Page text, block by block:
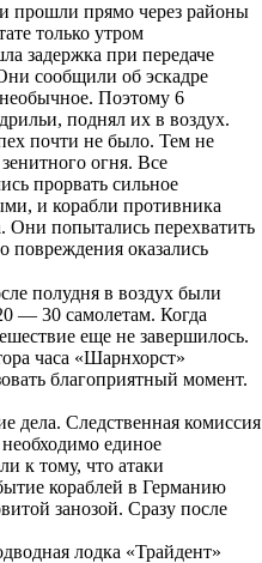
прошли прямо через районы
только утром
задержка при передаче
сообщили об эскадре
Поэтому 6
поднял их в воздух.
почти не было. Тем не
огня. Все
прорвать сильное
и корабли противника
попытались перехватить
повреждения оказались
полудня в воздух были
— 30 самолетам. Когда
еще не завершилось.
часа «Шарнхорст»
благоприятный момент.
дела. Следственная комиссия
единое
к тому, что атаки
кораблей в Германию
занозой. Сразу после
лодка «Трайдент»